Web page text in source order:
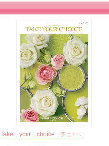
Take your choice チュー...